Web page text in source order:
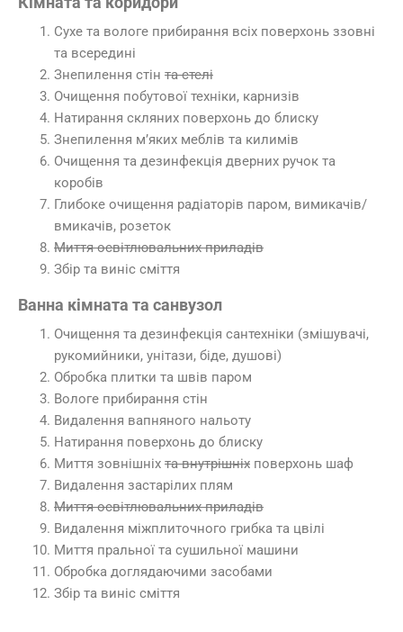
Сухе та вологе прибирання всіх поверхонь ззовні
та всередині
Знепилення стін та стелі
Очищення побутової техніки, карнизів
Натирання скляних поверхонь до блиску
Знепилення м’яких меблів та килимів
Очищення та дезинфекція дверних ручок та
коробів
Глибоке очищення радіаторів паром, вимикачів/
вмикачів, розеток
Миття освітлювальних приладів
Збір та виніс сміття
Ванна кімната та санвузол
Очищення та дезинфекція сантехніки (змішувачі,
рукомийники, унітази, біде, душові)
Обробка плитки та швів паром
Вологе прибирання стін
Видалення вапняного нальоту
Натирання поверхонь до блиску
Миття зовнішніх та внутрішніх поверхонь шаф
Видалення застарілих плям
Миття освітлювальних приладів
Видалення міжплиточного грибка та цвілі
Миття пральної та сушильної машини
Обробка доглядаючими засобами
Збір та виніс сміття